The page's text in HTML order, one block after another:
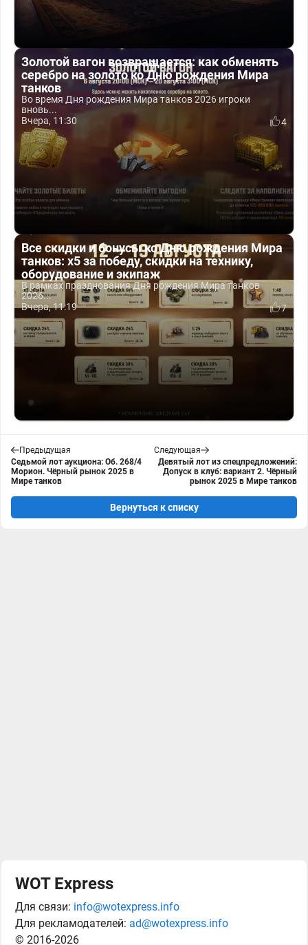
Золотой вагон возвращается: как обменять
серебро на золото ко Дню рождения Мира
танков
Во время Дня рождения Мира танков 2026 игроки
вновь...
Вчера, 11:30
4
Все скидки и бонусы ко Дню рождения Мира
танков: x5 за победу, скидки на технику,
оборудование и экипаж
В рамках празднования Дня рождения Мира танков
2026...
Вчера, 11:19
7
Предыдущая
Седьмой лот аукциона: Об. 268/4
Морион. Чёрный рынок 2025 в
Мире танков
Следующая
Девятый лот из спецпредложений:
Допуск в клуб: вариант 2. Чёрный
рынок 2025 в Мире танков
Вернуться к списку
WOT Express
Для связи: info@wotexpress.info
Для рекламодателей: ad@wotexpress.info
© 2016-2026